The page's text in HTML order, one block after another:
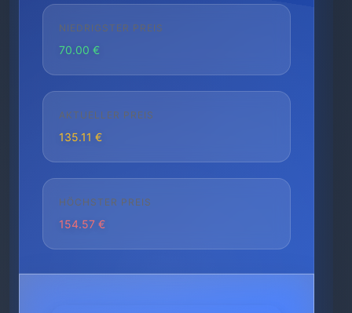
NIEDRIGSTER PREIS
70.00 €
AKTUELLER PREIS
135.11 €
HÖCHSTER PREIS
154.57 €